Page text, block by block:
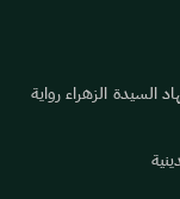
السيدة الزهراء رواية